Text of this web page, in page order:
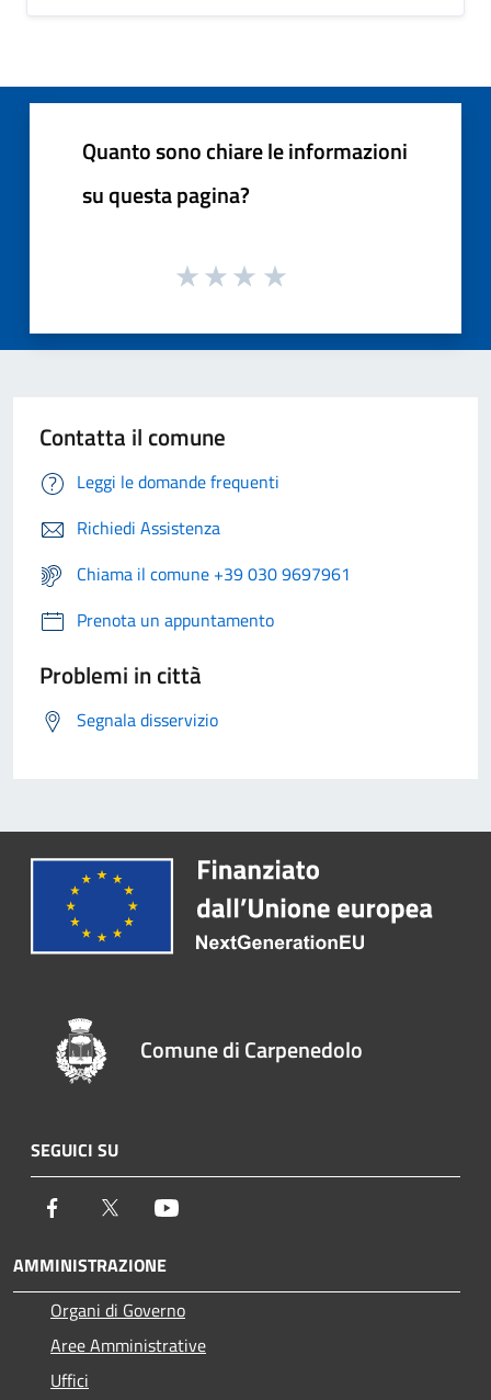
Quanto sono chiare le informazioni
su questa pagina?
Contatta il comune
Leggi le domande frequenti
Richiedi Assistenza
Chiama il comune +39 030 9697961
Prenota un appuntamento
Problemi in città
Segnala disservizio
Comune di Carpenedolo
SEGUICI SU
Facebook Twitter
AMMINISTRAZIONE
Organi di Governo
Aree Amministrative
Uffici